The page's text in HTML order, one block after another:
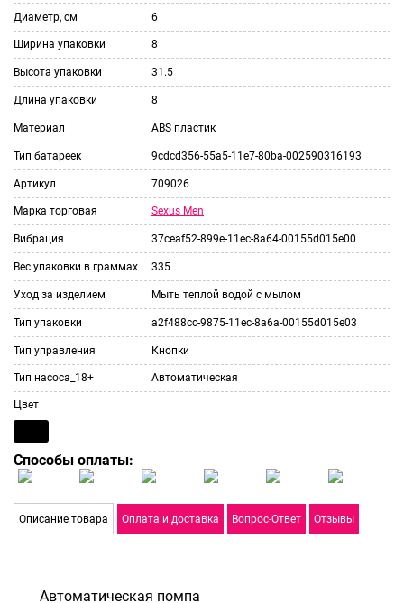
Диаметр, см 6
Ширина упаковки 8
Высота упаковки 31.5
Длина упаковки 8
Материал ABS пластик
Тип батареек 9cdcd356-55a5-11e7-80ba-002590316193
Артикул 709026
Марка торговая Sexus Men
Вибрация 37ceaf52-899e-11ec-8a64-00155d015e00
Вес упаковки в граммах 335
Уход за изделием Мыть теплой водой с мылом
Тип упаковки a2f488cc-9875-11ec-8a6a-00155d015e03
Тип управления Кнопки
Тип насоса_18+ Автоматическая
Цвет
Способы оплаты:
Описание товара Оплата и доставка Вопрос-Ответ Отзывы
Автоматическая помпа